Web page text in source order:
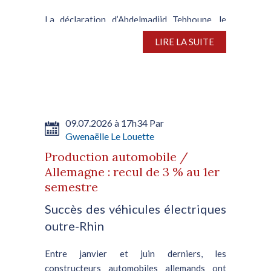
La déclaration d’Abdelmadjid Tebboune, le
président de la République algérienne,
concernant les nouveaux quotas sur les
LIRE LA SUITE
09.07.2026 à 17h34 Par
Gwenaëlle Le Louette
Production automobile /
Allemagne : recul de 3 % au 1er
semestre
Succès des véhicules électriques
outre-Rhin
Entre janvier et juin derniers, les
constructeurs automobiles allemands ont